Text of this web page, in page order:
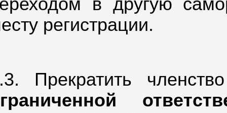
в другую
регистрации.
Прекратить